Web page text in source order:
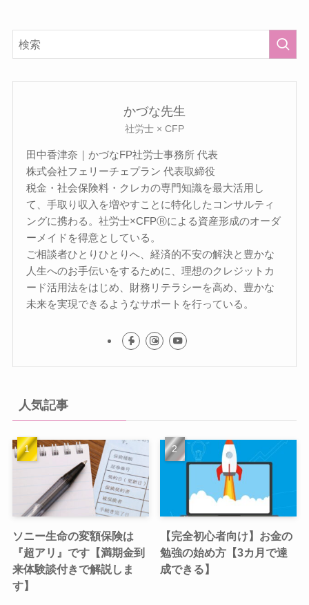
かづな先生
社労士 × CFP
田中香津奈｜かづなFP社労士事務所 代表
株式会社フェリーチェプラン 代表取締役
税金・社会保険料・クレカの専門知識を最大活用し
て、手取り収入を増やすことに特化したコンサルティ
ングに携わる。社労士×CFPⓇによる資産形成のオーダ
ーメイドを得意としている。
ご相談者ひとりひとりへ、経済的不安の解決と豊かな
人生へのお手伝いをするために、理想のクレジットカ
ード活用法をはじめ、財務リテラシーを高め、豊かな
未来を実現できるようなサポートを行っている。
人気記事
ソニー生命の変額保険は
『超アリ』です【満期金到
来体験談付きで解説しま
す】
【完全初心者向け】お金の
勉強の始め方【3カ月で達
成できる】